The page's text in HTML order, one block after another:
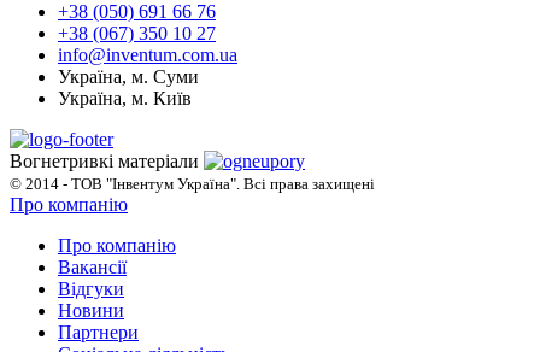
+38 (050) 691 66 76
+38 (067) 350 10 27
info@inventum.com.ua
Україна, м. Суми
Україна, м. Київ
Вогнетривкі матеріали
© 2014 - ТОВ "Інвентум Україна". Всі права захищені
Про компанію
Про компанію
Вакансії
Відгуки
Новини
Партнери